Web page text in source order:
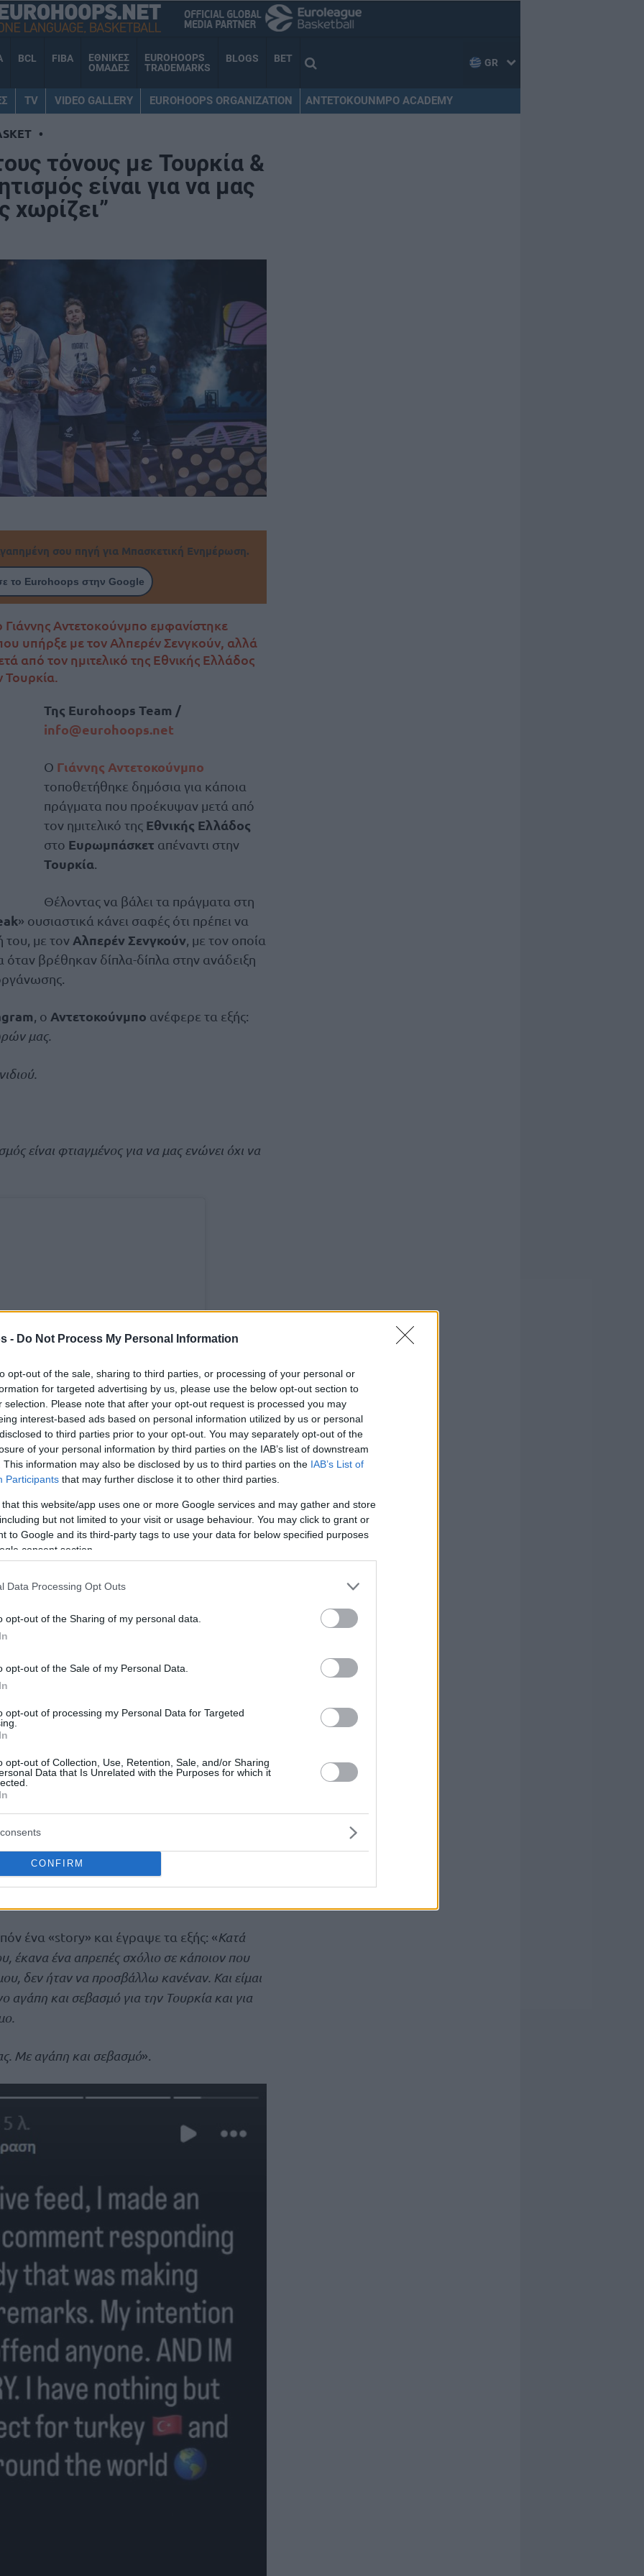
- Do Not Process My Personal Information
opt-out of the sale, sharing to third parties, or processing of your personal or
for targeted advertising by us, please use the below opt-out section to
selection. Please note that after your opt-out request is processed you may
interest-based ads based on personal information utilized by us or personal
to third parties prior to your opt-out. You may separately opt-out of the
of your personal information by third parties on the IAB’s list of downstream
This information may also be disclosed by us to third parties on the IAB’s List of
Participants that may further disclose it to other third parties.
that this website/app uses one or more Google services and may gather and store
but not limited to your visit or usage behaviour. You may click to grant or
to Google and its third-party tags to use your data for below specified purposes
consent section.
Data Processing Opt Outs
opt-out of the Sharing of my personal data.
opt-out of the Sale of my Personal Data.
opt-out of processing my Personal Data for Targeted
opt-out of Collection, Use, Retention, Sale, and/or Sharing
Data that Is Unrelated with the Purposes for which it
CONFIRM
BCL FIBA
ΕΘΝΙΚΕΣ
ΟΜΑΔΕΣ
EUROHOOPS
TRADEMARKS
BLOGS BET GR
TV VIDEO GALLERY EUROHOOPS ORGANIZATION ANTETOKOUNMPO ACADEMY
•
τόνους με Τουρκία &
είναι για να μας
χωρίζει”
σου πηγή για Μπασκετική Ενημέρωση.
το Eurohoops στην Google
Αντετοκούνμπο εμφανίστηκε
υπήρξε με τον Αλπερέν Σενγκούν, αλλά
από τον ημιτελικό της Εθνικής Ελλάδος
Της Eurohoops Team /
info@eurohoops.net
Ο Γιάννης Αντετοκούνμπο
τοποθετήθηκε δημόσια για κάποια
πράγματα που προέκυψαν μετά από
τον ημιτελικό της Εθνικής Ελλάδος
στο Ευρωμπάσκετ απέναντι στην
Τουρκία
Θέλοντας να βάλει τα πράγματα στη
» ουσιαστικά κάνει σαφές ότι πρέπει να
του, με τον Αλπερέν Σενγκούν , με τον οποία
βρέθηκαν δίπλα-δίπλα στην ανάδειξη
, ο Αντετοκούνμπο ανέφερε τα εξής:
μας.
είναι φτιαγμένος για να μας ενώνει όχι να
για την Τουρκία και
σε όλο τον κόσμο”
media, όπου ένας
σημαίες της χώρας του, με τον
να αποχωρήσει, ενώ η γυναίκα του σταρ
, μίλησε δημόσια γιααπειλητικά μηνύματα
ένα «story» και έγραψε τα εξής: «Κατά
έκανα ένα απρεπές σχόλιο σε κάποιον που
δεν ήταν να προσβάλλω κανέναν. Και είμαι
και σεβασμό για την Τουρκία και για
Με αγάπη και σεβασμό».